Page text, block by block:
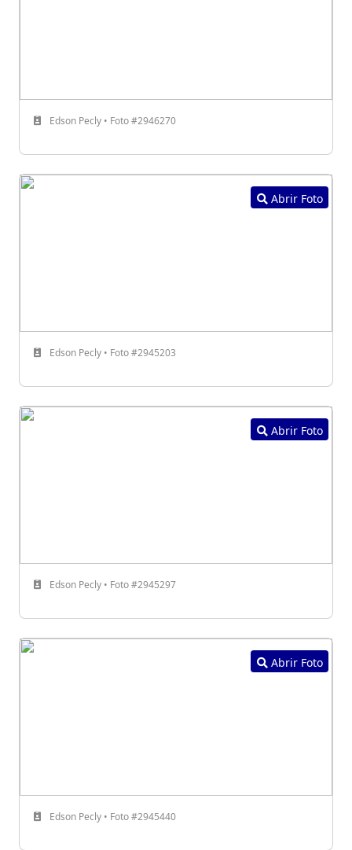
Edson Pecly • Foto #2946270
Abrir Foto
Edson Pecly • Foto #2945203
Abrir Foto
Edson Pecly • Foto #2945297
Abrir Foto
Edson Pecly • Foto #2945440